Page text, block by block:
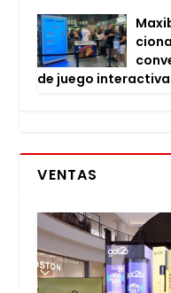
de jue­go
VENTAS